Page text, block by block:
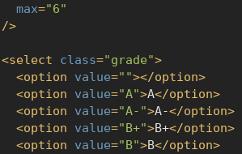
max="6"
          />
<select class="grade">
<option value=""></option>
<option value="A">A</option>
<option value="A-">A-</option>
<option value="B+">B+</option>
<option value="B">B</option>